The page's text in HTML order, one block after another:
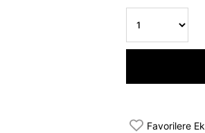
Favorilere